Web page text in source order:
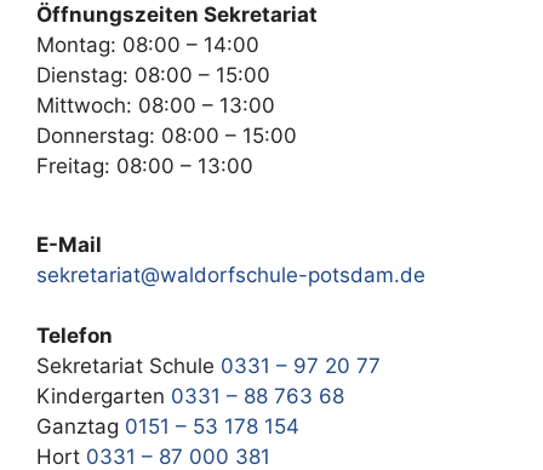
Öffnungszeiten Sekretariat
Montag: 08:00 – 14:00
Dienstag: 08:00 – 15:00
Mittwoch: 08:00 – 13:00
Donnerstag: 08:00 – 15:00
Freitag: 08:00 – 13:00
E-Mail
sekretariat@waldorfschule-potsdam.de
Telefon
Sekretariat Schule 0331 – 97 20 77
Kindergarten 0331 – 88 763 68
Ganztag 0151 – 53 178 154
Hort 0331 – 87 000 381